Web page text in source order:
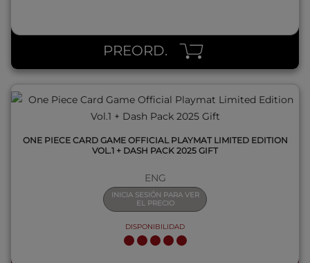
PREORD.
ONE PIECE CARD GAME OFFICIAL PLAYMAT LIMITED EDITION
VOL.1 + DASH PACK 2025 GIFT
ENG
INICIA SESIÓN PARA VER
EL PRECIO
DISPONIBILIDAD
QUICK VIEW